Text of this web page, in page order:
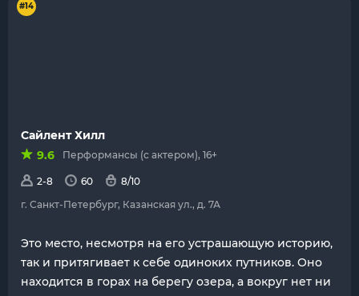
#14
Сайлент Хилл
9.6
Перформансы (с актером), 16+
2-8 60
8/10
г. Санкт-Петербург, Казанская ул., д. 7А
Это место, несмотря на его устрашающую историю,
так и притягивает к себе одиноких путников. Оно
находится в горах на берегу озера, а вокруг нет ни